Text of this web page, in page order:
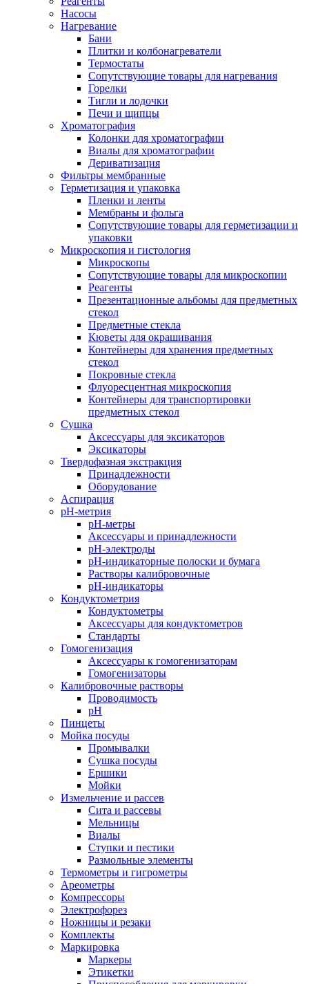
Насосы
Нагревание
Бани
Плитки и колбонагреватели
Термостаты
Сопутствующие товары для нагревания
Горелки
Тигли и лодочки
Печи и щипцы
Хроматография
Колонки для хроматографии
Виалы для хроматографии
Дериватизация
Фильтры мембранные
Герметизация и упаковка
Пленки и ленты
Мембраны и фольга
Сопутствующие товары для герметизации и
упаковки
Микроскопия и гистология
Микроскопы
Сопутствующие товары для микроскопии
Реагенты
Презентационные альбомы для предметных
стекол
Предметные стекла
Кюветы для окрашивания
Контейнеры для хранения предметных
стекол
Покровные стекла
Флуоресцентная микроскопия
Контейнеры для транспортировки
предметных стекол
Сушка
Аксессуары для эксикаторов
Эксикаторы
Твердофазная экстракция
Принадлежности
Оборудование
Аспирация
pH-метрия
pH-метры
Аксессуары и принадлежности
pH-электроды
pH-индикаторные полоски и бумага
Растворы калибровочные
pH-индикаторы
Кондуктометрия
Кондуктометры
Аксессуары для кондуктометров
Стандарты
Гомогенизация
Аксессуары к гомогенизаторам
Гомогенизаторы
Калибровочные растворы
Проводимость
pH
Пинцеты
Мойка посуды
Промывалки
Сушка посуды
Ершики
Мойки
Измельчение и рассев
Сита и рассевы
Мельницы
Виалы
Ступки и пестики
Размольные элементы
Термометры и гигрометры
Ареометры
Компрессоры
Электрофорез
Ножницы и резаки
Комплекты
Маркировка
Маркеры
Этикетки